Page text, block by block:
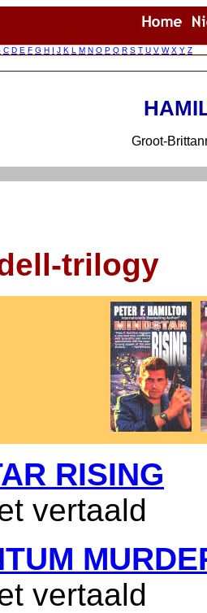
C D E F G H I J K L M N O P Q R S T U V W X Y Z
Groot-
trilogy
RISING
vertaald
vertaald